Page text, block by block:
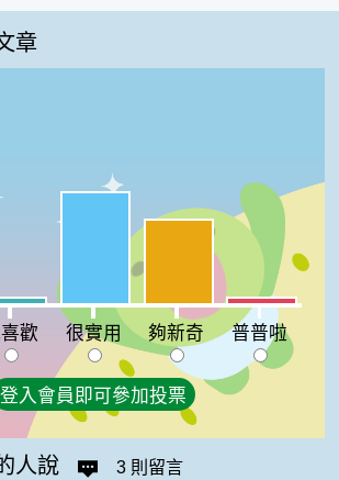
章
歡:3%
夠新奇:40%
普普啦:3%
歡 很實用 夠新奇 普普啦
登入會員即可參加投票
人說 3 則留言